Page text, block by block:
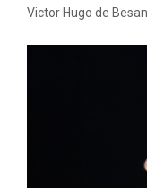
Victor Hugo de